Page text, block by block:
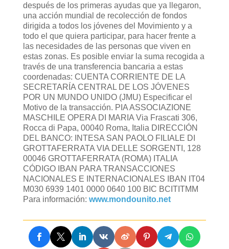
después de los primeras ayudas que ya llegaron,
una acción mundial de recolección de fondos
dirigida a todos los jóvenes del Movimiento y a
todo el que quiera participar, para hacer frente a
las necesidades de las personas que viven en
estas zonas. Es posible enviar la suma recogida a
través de una transferencia bancaria a estas
coordenadas: CUENTA CORRIENTE DE LA
SECRETARÍA CENTRAL DE LOS JÓVENES
POR UN MUNDO UNIDO (JMU) Especificar el
Motivo de la transacción. PIA ASSOCIAZIONE
MASCHILE OPERA DI MARIA Via Frascati 306,
Rocca di Papa, 00040 Roma, Italia DIRECCIÓN
DEL BANCO: INTESA SAN PAOLO FILIALE DI
GROTTAFERRATA VIA DELLE SORGENTI, 128
00046 GROTTAFERRATA (ROMA) ITALIA
CÓDIGO IBAN PARA TRANSACCIONES
NACIONALES E INTERNACIONALES IBAN IT04
M030 6939 1401 0000 0640 100 BIC BCITITMM
Para información: www.mondounito.net